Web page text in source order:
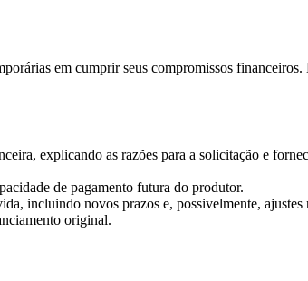
em cumprir seus compromissos financeiros.
explicando as razões para a solicitação e
de pagamento futura do produtor.
incluindo novos prazos e, possivelmente, ajustes
original.